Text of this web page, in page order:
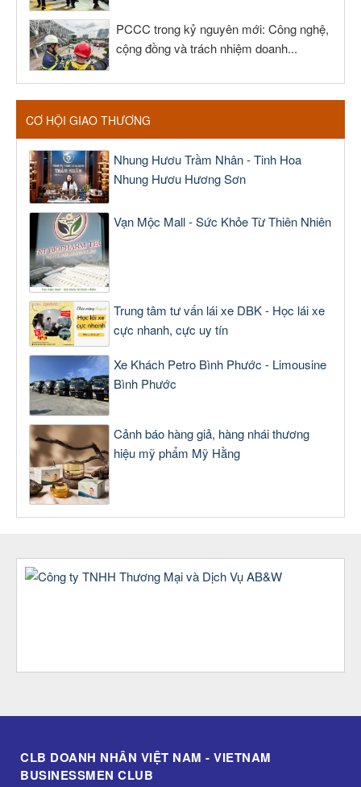
PCCC trong kỷ nguyên mới: Công nghệ,
cộng đồng và trách nhiệm doanh...
CƠ HỘI GIAO THƯƠNG
Nhung Hươu Trầm Nhân - Tinh Hoa
Nhung Hươu Hương Sơn
Vạn Mộc Mall - Sức Khỏe Từ Thiên Nhiên
Trung tâm tư vấn lái xe DBK - Học lái xe
cực nhanh, cực uy tín
Xe Khách Petro Bình Phước - Limousine
Bình Phước
Cảnh báo hàng giả, hàng nhái thương
hiệu mỹ phẩm Mỹ Hằng
CLB DOANH NHÂN VIỆT NAM - VIETNAM
BUSINESSMEN CLUB